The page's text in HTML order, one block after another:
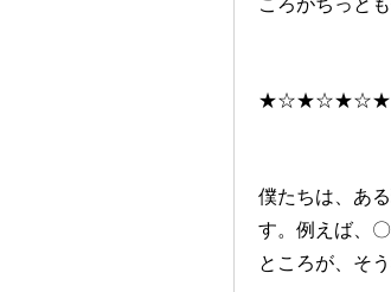
ころがちっと
僕たちは、あ
す。例えば、
ところが、そ